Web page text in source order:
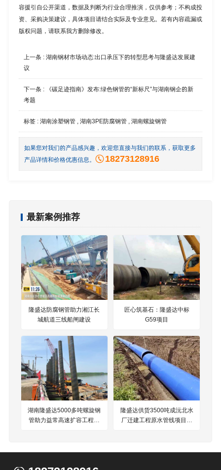
容援引自公开渠道，数据及判断为行业合理推演，仅供参考；不构成投
资、采购决策建议，具体项目请结合实际及专业意见。若有内容疏漏或
版权问题，请联系我方删除修改。
上一条 :湖南钢材市场动态:出口承压下的转型思考与隆盛达发展建
议
下一条 : 《碳足迹指南》发布:绿色钢管的“新标尺”与湖南钢企的新
考题
标签 :湖南涂塑钢管,湖南3PE防腐钢管,湖南螺旋钢管
如果您对我们的产品感兴趣，欢迎您直接与我们的联系，获取更多
产品详情和价格优惠信息。
18273128916
最新案例推荐
隆盛达防腐钢管助力湘江长
城航道三线船闸建设
匠心筑基石：隆盛达中标
G59项目
湖南隆盛达5000多吨螺旋钢
管助力益常高速扩容工程项
隆盛达供货3500吨成沅北水
厂迁建工程原水管线项目钢